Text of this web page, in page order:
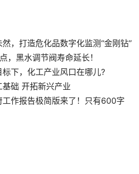
，打造危化品数字化监测“金刚钻”
，黑水调节阀寿命延长！
下，化工产业风口在哪儿?
础 开拓新兴产业
工作报告极简版来了！只有600字